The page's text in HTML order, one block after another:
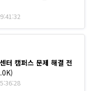
터 캠퍼스 문제 해결 전